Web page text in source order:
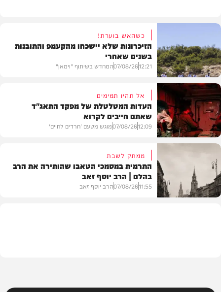
וידאו
כשהאש בוערת!
הזיכרונות שלא יישכחו מהקעמפ והתובנות
בשנים שאחרי
12:21
07/08/26המחדש בשיתוף "וימאן"
דעות
אל תהיו תמימים
העדות המטלטלת של מפקד התאג"ד
שאתם חייבים לקרוא
12:09
07/08/26מוגש מטעם 'חרדים לחיים'
ממתק לשבת
התרמית במסמכי הטאבו שהותירה את הרב
בהלם | הרב יוסף זאב
11:55
07/08/26הרב יוסף זאב